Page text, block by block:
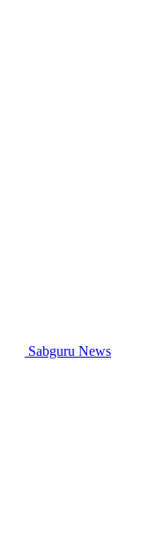
Sabguru News